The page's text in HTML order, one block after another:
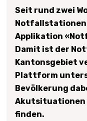
Seit rund zwei
Notfallstationen
Applikation
Damit ist der
Kantonsgebiet
Plattform
Bevölkerung
Akutsituationen
finden.